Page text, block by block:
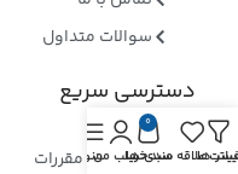
سوالات متداول
دسترسی سریع
وبلاگ
قوانین و مقررات
ها
علاقه مندی ها
0
سبد خریدحساب منمنو